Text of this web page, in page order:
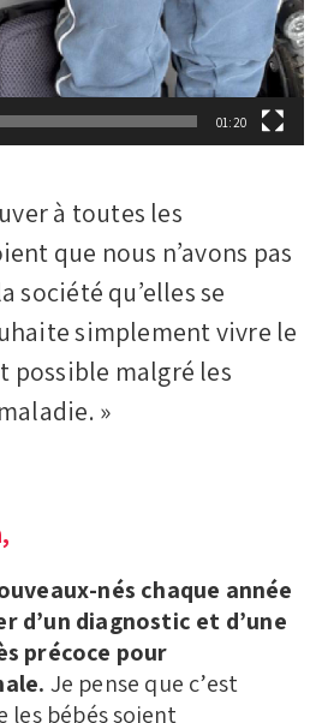
01:20
à toutes les
que nous n’avons pas
société qu’elles se
simplement vivre le
possible malgré les
nés chaque année
d’un diagnostic et d’une
précoce pour
Je pense que c’est
bébés soient